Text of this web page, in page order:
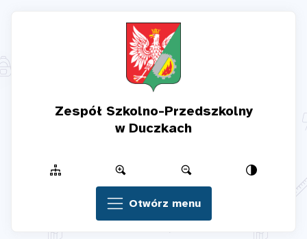
Zespół Szkolno-Przedszkolny
w Duczkach
Otwórz menu